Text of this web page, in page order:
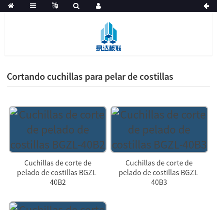
Cortando cuchillas para pelar de costillas
Cuchillas de corte de
pelado de costillas BGZL-
40B2
Cuchillas de corte de
pelado de costillas BGZL-
40B3